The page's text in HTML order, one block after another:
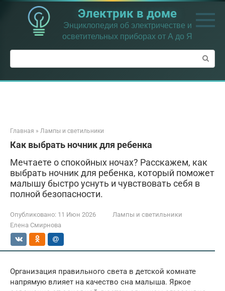
Перейти
контенту
Электрик в доме
Энциклопедия об электричестве и
осветительных приборах от А до Я
Поиск:
Главная » Лампы и светильники
Как выбрать ночник для ребенка
Мечтаете о спокойных ночах? Расскажем, как
выбрать ночник для ребенка, который поможет
малышу быстро уснуть и чувствовать себя в
полной безопасности.
Опубликовано: 11 Июн 2026
Лампы и светильники
Елена Смирнова
Организация правильного света в детской комнате
напрямую влияет на качество сна малыша. Яркое